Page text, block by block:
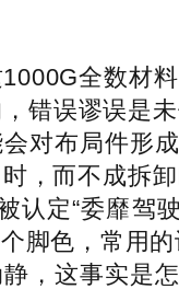
全数材料
错误谬误是
对布局件形
，而不成拆
认定“委靡驾
脚色，常用
，这事实是